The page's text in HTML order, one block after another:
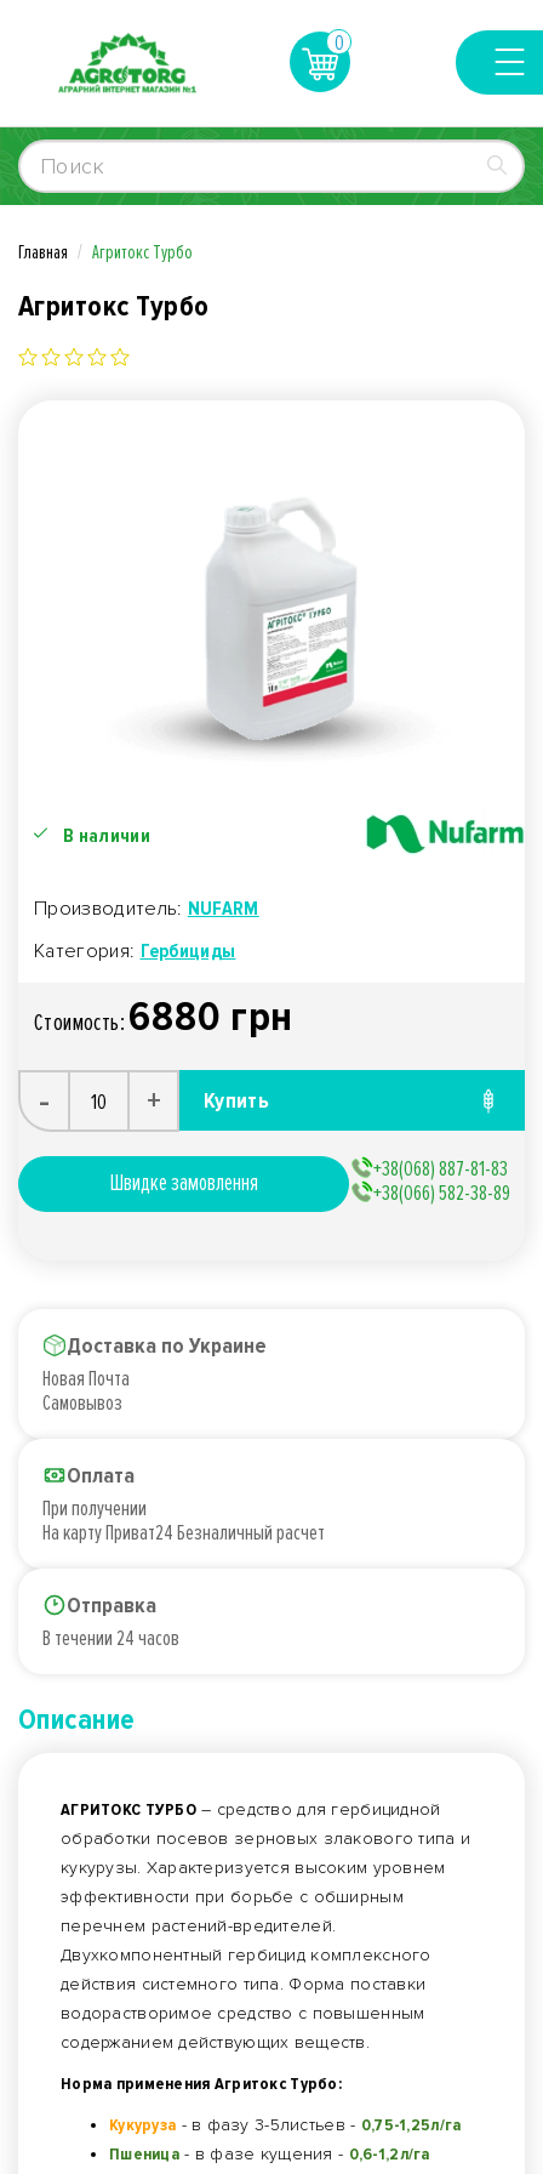
0
Главная Агритокс Турбо
Агритокс Турбо
В наличии
Производитель: NUFARM
Категория: Гербициды
Стоимость: 6880 грн
- + Купить
Швидке замовлення
+38(068) 887-81-83
+38(066) 582-38-89
Доставка по Украине
Новая Почта
Самовывоз
Оплата
При получении
На карту Приват24 Безналичный расчет
Отправка
В течении 24 часов
Описание
АГРИТОКС ТУРБО– средство для гербицидной
обработки посевов зерновых злакового типа и
кукурузы. Характеризуется высоким уровнем
эффективности при борьбе с обширным
перечнем растений-вредителей.
Двухкомпонентный гербицид комплексного
действия системного типа. Форма поставки
водорастворимое средство с повышенным
содержанием действующих веществ.
Норма применения Агритокс Турбо:
Кукуруза - в фазу 3-5листьев - 0,75-1,25л/га
Пшеница - в фазе кущения - 0,6-1,2л/га